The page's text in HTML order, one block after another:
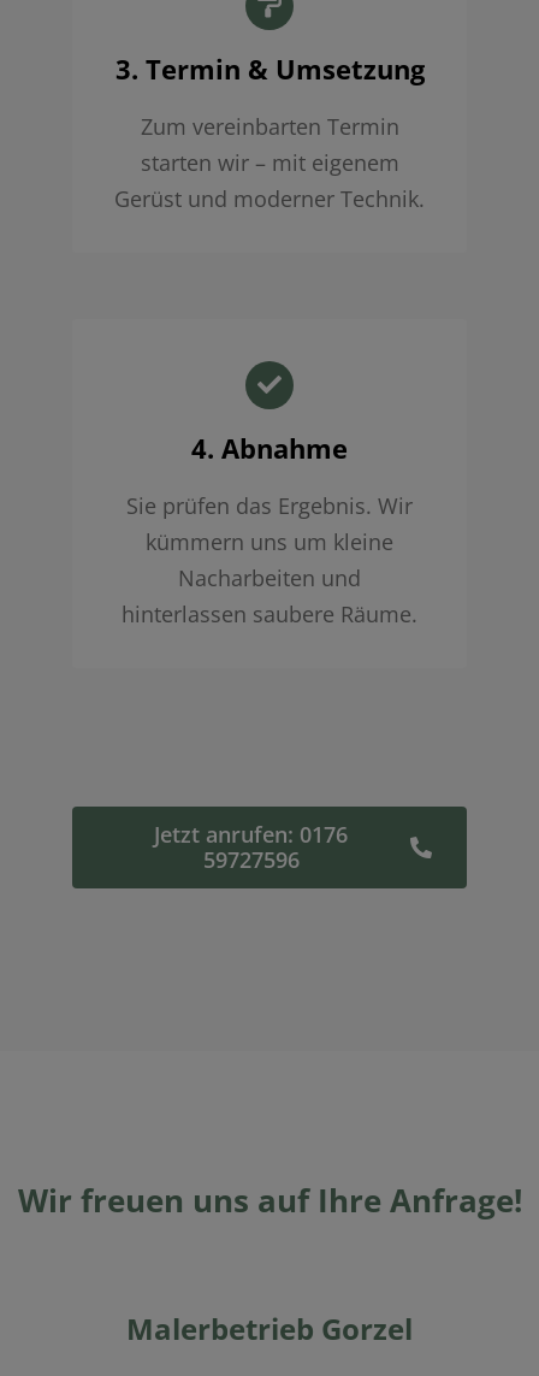
3. Termin & Umsetzung
Zum vereinbarten Termin
starten wir – mit eigenem
Gerüst und moderner Technik.
4. Abnahme
Sie prüfen das Ergebnis. Wir
kümmern uns um kleine
Nacharbeiten und
hinterlassen saubere Räume.
Jetzt anrufen: 0176
59727596
Wir freuen uns auf Ihre Anfrage!
Malerbetrieb Gorzel